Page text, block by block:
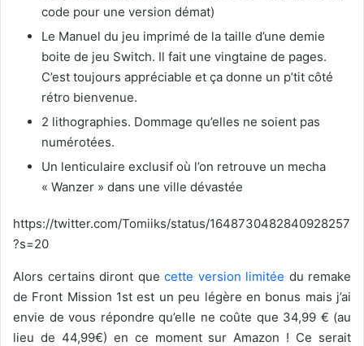
code pour une version démat)
Le Manuel du jeu imprimé de la taille d’une demie
boite de jeu Switch. Il fait une vingtaine de pages.
C’est toujours appréciable et ça donne un p’tit côté
rétro bienvenue.
2 lithographies. Dommage qu’elles ne soient pas
numérotées.
Un lenticulaire exclusif où l’on retrouve un mecha
« Wanzer » dans une ville dévastée
https://twitter.com/Tomiiks/status/1648730482840928257
?s=20
Alors certains diront que cette version limitée du remake
de Front Mission 1st est un peu légère en bonus mais j’ai
envie de vous répondre qu’elle ne coûte que 34,99 € (au
lieu de 44,99€) en ce moment sur Amazon ! Ce serait